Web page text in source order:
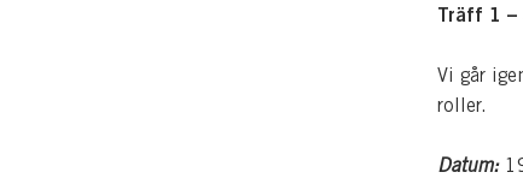
Träff 1 –
Vi går
roller.
Datum: